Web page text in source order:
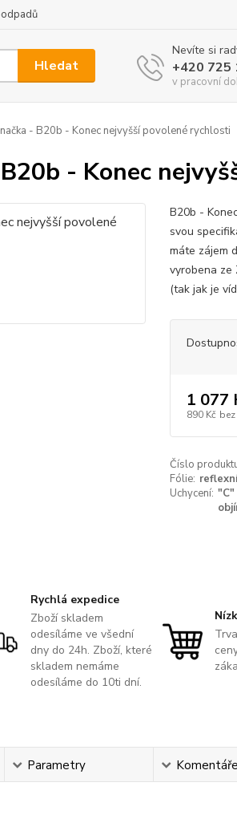
Hledat
Nevíte si
+420 725
v pracovní
- B20b - Konec nejvyšší povolené rychlosti
- Konec
B20b -
svou
máte zájem
vyrobena ze
(tak jak je
1 077
890 Kč
Číslo
Fólie:
Uchycení:
Rychlá expedice
Zboží skladem
odesíláme ve všední
dny do 24h. Zboží, které
skladem nemáme
odesíláme do 10ti dní.
Parametry Komentáře